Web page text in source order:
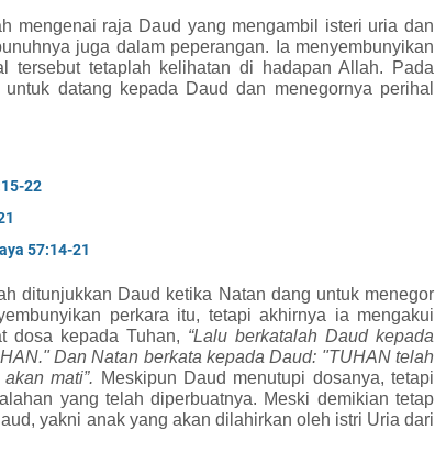
mengenai raja Daud yang mengambil isteri uria dan
juga dalam peperangan. Ia menyembunyikan
tersebut tetaplah kelihatan di hadapan Allah. Pada
datang kepada Daud dan menegornya perihal
22
57:14-21
ditunjukkan Daud ketika Natan dang untuk menegor
perkara itu, tetapi akhirnya ia mengakui
dosa kepada Tuhan, “Lalu berkatalah Daud kepada
Dan Natan berkata kepada Daud: "TUHAN telah
mati”. Meskipun Daud menutupi dosanya, tetapi
yang telah diperbuatnya. Meski demikian tetap
yakni anak yang akan dilahirkan oleh istri Uria dari